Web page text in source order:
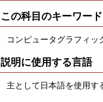
この科目のキーワード
コンピュータグラフィッ
説明に使用する言語
主として日本語を使用す